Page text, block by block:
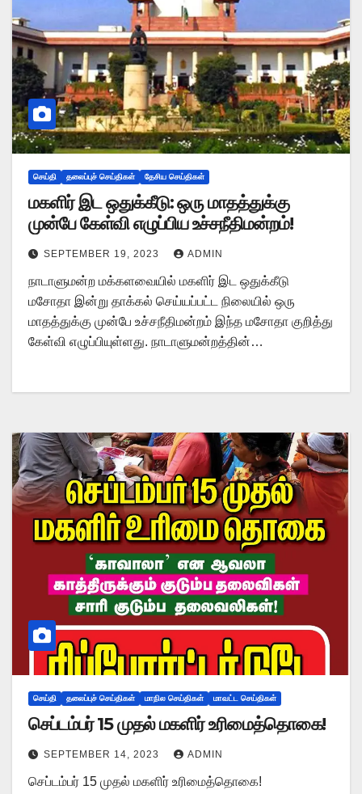
செய்தி தலைப்புச் செய்திகள் தேசிய செய்திகள்
மகளிர் இட ஒதுக்கீடு: ஒரு மாதத்துக்கு
முன்பே கேள்வி எழுப்பிய உச்சநீதிமன்றம்!
SEPTEMBER 19, 2023 ADMIN
நாடாளுமன்ற மக்களவையில் மகளிர் இட ஒதுக்கீடு
மசோதா இன்று தாக்கல் செய்யப்பட்ட நிலையில் ஒரு
மாதத்துக்கு முன்பே உச்சநீதிமன்றம் இந்த மசோதா குறித்து
கேள்வி எழுப்பியுள்ளது. நாடாளுமன்றத்தின்…
செய்தி தலைப்புச் செய்திகள் மாநில செய்திகள் மாவட்ட செய்திகள்
செப்டம்பர் 15 முதல் மகளிர் உரிமைத்தொகை!
SEPTEMBER 14, 2023 ADMIN
செப்டம்பர் 15 முதல் மகளிர் உரிமைத்தொகை!